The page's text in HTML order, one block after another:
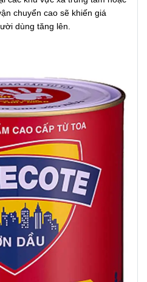
chuyển cao sẽ khiến giá
dùng tăng lên.